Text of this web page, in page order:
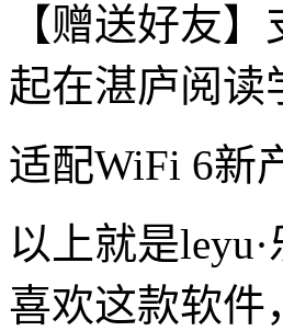
【赠送好友
起在湛庐阅读
适配WiFi 6新
以上就是
喜欢这款软件